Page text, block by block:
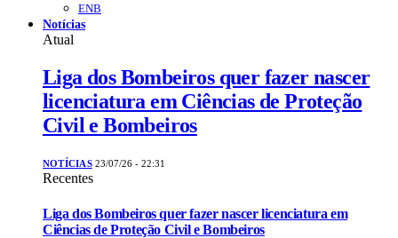
ENB
Notícias
Atual
Liga dos Bombeiros quer fazer nascer
licenciatura em Ciências de Proteção
Civil e Bombeiros
NOTÍCIAS 23/07/26 - 22:31
Recentes
Liga dos Bombeiros quer fazer nascer licenciatura em
Ciências de Proteção Civil e Bombeiros